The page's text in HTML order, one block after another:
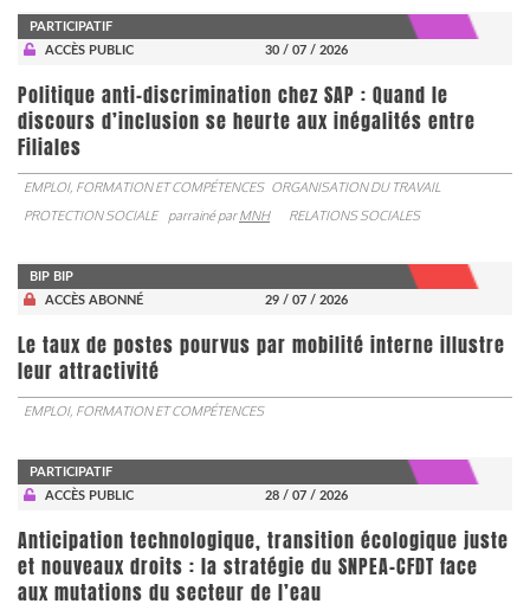
PARTICIPATIF
ACCÈS PUBLIC
30 / 07 / 2026
Politique anti-discrimination chez SAP : Quand le
discours d’inclusion se heurte aux inégalités entre
Filiales
EMPLOI, FORMATION ET COMPÉTENCES ORGANISATION DU TRAVAIL
PROTECTION SOCIALE
parrainé parMNH RELATIONS SOCIALES
BIP BIP
ACCÈS ABONNÉ
29 / 07 / 2026
Le taux de postes pourvus par mobilité interne illustre
leur attractivité
EMPLOI, FORMATION ET COMPÉTENCES
PARTICIPATIF
ACCÈS PUBLIC
28 / 07 / 2026
Anticipation technologique, transition écologique juste
et nouveaux droits : la stratégie du SNPEA-CFDT face
aux mutations du secteur de l’eau